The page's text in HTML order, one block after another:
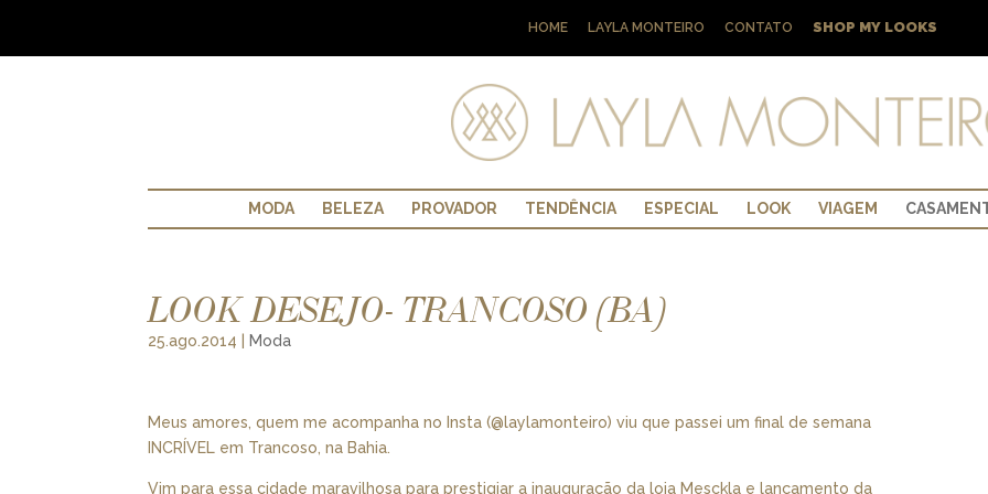
HOME LAYLA MONTEIRO CONTATO SHOP MY LOOKS
MODA BELEZA PROVADOR TENDÊNCIA ESPECIAL LOOK VIAGEM
LOOK DESEJO- TRANCOSO (BA)
25.ago.2014 Moda
Meus amores, quem me acompanha no Insta (@laylamonteiro) viu que passei um final de semana
INCRÍVEL em Trancoso, na Bahia.
Vim para essa cidade maravilhosa para prestigiar a inauguração da loja Mesckla e lançamento da